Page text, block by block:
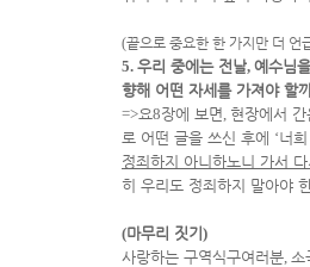
(끝으로 중요한 한 가지만 더 언
5. 우리 중에는 전날, 예수님
향해 어떤 자세를 가져야 할
=>요8장에 보면, 현장에서
로 어떤 글을 쓰신 후에 ‘너
정죄하지 아니하노니 가서
히 우리도 정죄하지 말아야
(마무리 짓기 )
사랑하는 구역식구여러분, 소